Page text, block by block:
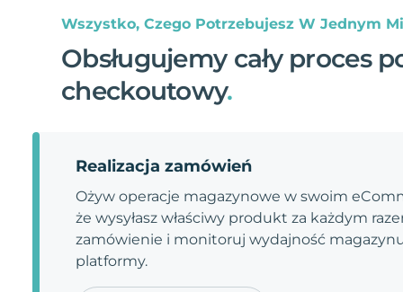
Wszystko, Czego Potrzebujesz W Jednym
Obsługujemy cały proces
checkoutowy.
Realizacja zamówień
Ożyw operacje magazynowe w swoim
że wysyłasz właściwy produkt za każdym
zamówienie i monitoruj wydajność
platformy.